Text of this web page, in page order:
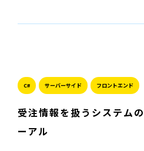
C# サーバーサイド フロントエンド
受注情報を扱うシステム
ーアル